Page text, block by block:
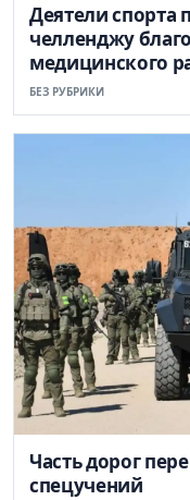
Деятели спорта
челленджу
медицинского
БЕЗ РУБРИКИ
Часть дорог
спецучений